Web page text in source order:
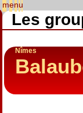
Les
Nîmes